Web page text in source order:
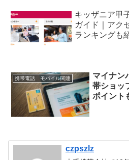
キッザニア甲
ガイド｜アク
ランキングも
携帯電話 モバイル関連
マイナン
帯ショッ
ポイント
czpszlz